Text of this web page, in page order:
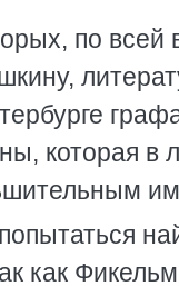
по
которая в
как